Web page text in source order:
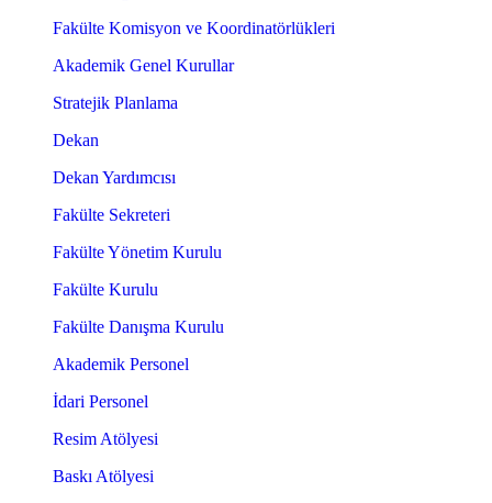
Fakülte Komisyon ve Koordinatörlükleri
Akademik Genel Kurullar
Stratejik Planlama
Dekan
Dekan Yardımcısı
Fakülte Sekreteri
Fakülte Yönetim Kurulu
Fakülte Kurulu
Fakülte Danışma Kurulu
Akademik Personel
İdari Personel
Resim Atölyesi
Baskı Atölyesi